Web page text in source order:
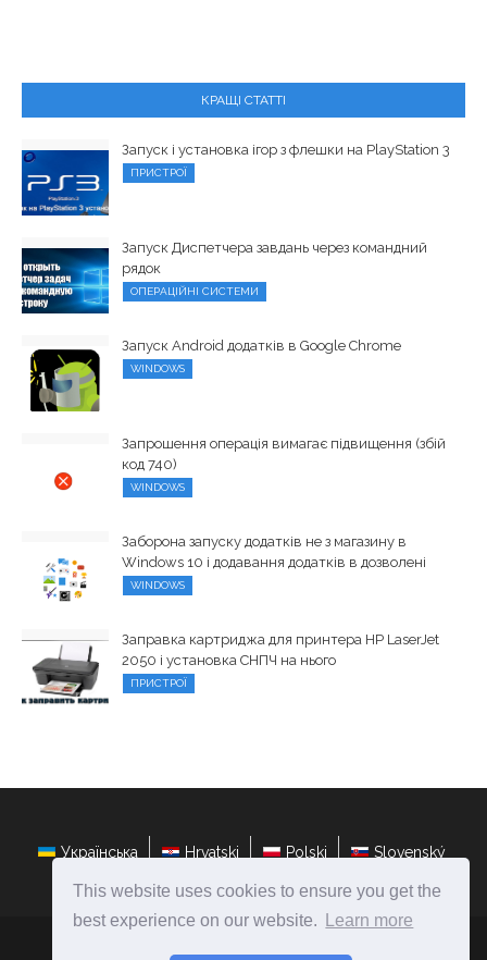
This website uses cookies to ensure you get the
best experience on our website.
Learn more
КРАЩІ СТАТТІ
Запуск і установка ігор з флешки на PlayStation 3
ПРИСТРОЇ
Запуск Диспетчера завдань через командний
рядок
ОПЕРАЦІЙНІ СИСТЕМИ
Запуск Android додатків в Google Chrome
WINDOWS
Запрошення операція вимагає підвищення (збій
код 740)
WINDOWS
Заборона запуску додатків не з магазину в
Windows 10 і додавання додатків в дозволені
WINDOWS
Заправка картриджа для принтера HP LaserJet
2050 і установка СНПЧ на нього
ПРИСТРОЇ
Українська Hrvatski Polski Slovenský
ateasyday.com Ⓒ2026